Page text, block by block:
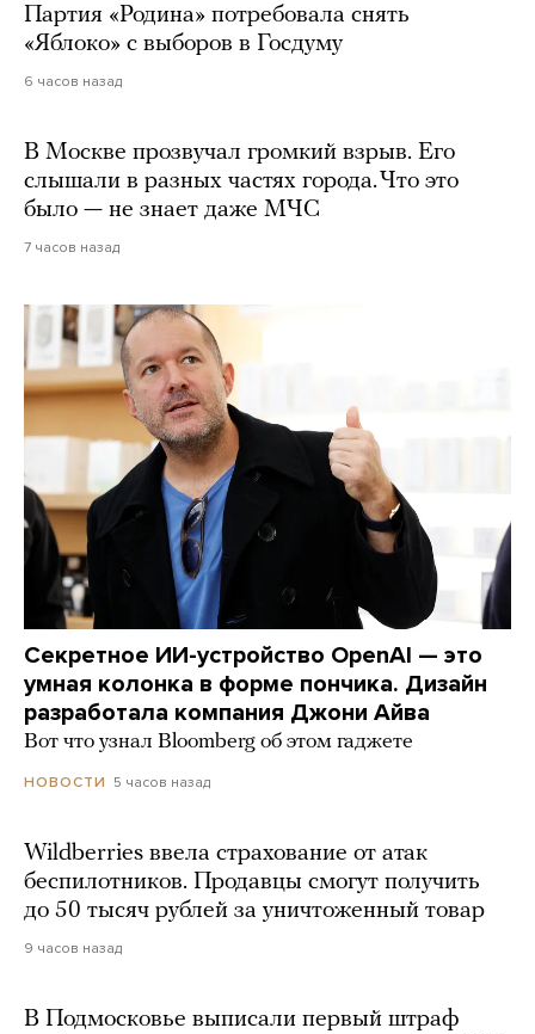
Партия «Родина» потребовала снять
«Яблоко» с выборов в Госдуму
6 часов назад
В Москве прозвучал громкий взрыв. Его
слышали в разных частях города. Что это
было — не знает даже МЧС
7 часов назад
Секретное ИИ-устройство OpenAI — это
умная колонка в форме пончика. Дизайн
разработала компания Джони Айва
Вот что узнал Bloomberg об этом гаджете
НОВОСТИ 5 часов назад
Wildberries ввела страхование от атак
беспилотников. Продавцы смогут получить
до 50 тысяч рублей за уничтоженный товар
9 часов назад
В Подмосковье выписали первый штраф